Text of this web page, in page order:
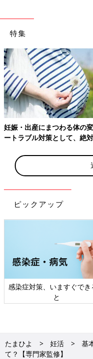
ケートな問題なので、検
するか判断する必要があ
ホルモン検査の種類
ホルモンは、人間の体の
娠をするためにも重要な働
血液検査をして、ホルモ
●プロラクチン検査
妊娠・出産時に高くなる
高いと、生理不順や無月
頸管粘液を増やす働きがあ
卵胞の成長、排卵を引き
性卵巣症候群がわかりま
プロゲステロンは子宮内
す。検査は排卵の有無の
トロゲン（卵胞ホルモン
査。
特集
妊娠・出産にまつわる体の
ートラブル対策として、絶
ピックアップ
感染症対策、いますぐでき
と
たまひよ 妊活
基
て？【専門家監修】